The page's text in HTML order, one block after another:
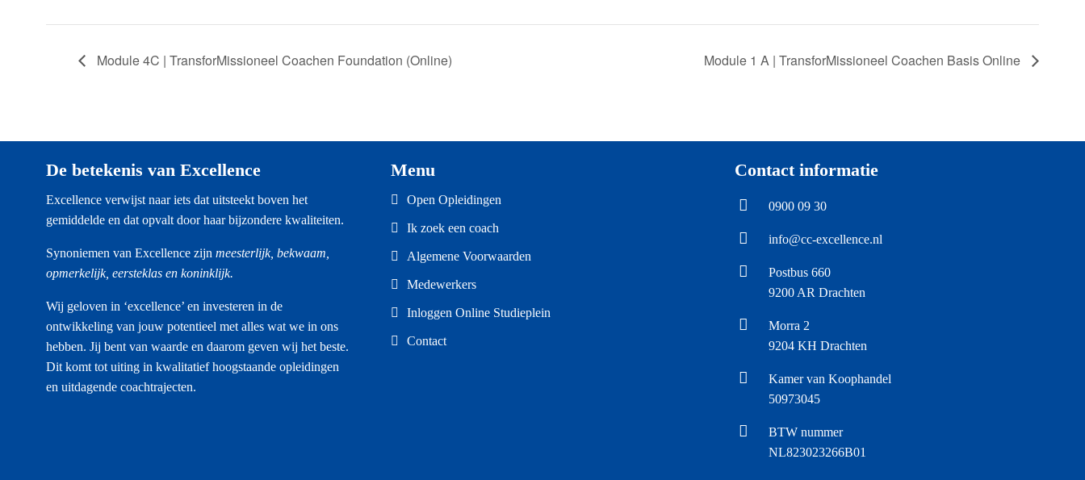
Module 4C | TransforMissioneel Coachen Foundation (Online) Module 1 A | TransforMissioneel Coachen Basis Online
De betekenis van Excellence
Excellence verwijst naar iets dat uitsteekt boven het
gemiddelde en dat opvalt door haar bijzondere kwaliteiten.
Synoniemen van Excellence zijn meesterlijk, bekwaam,
opmerkelijk, eersteklas en koninklijk.
Wij geloven in ‘excellence’ en investeren in de
ontwikkeling van jouw potentieel met alles wat we in ons
hebben. Jij bent van waarde en daarom geven wij het beste.
Dit komt tot uiting in kwalitatief hoogstaande opleidingen
en uitdagende coachtrajecten.
Menu
Open Opleidingen
Ik zoek een coach
Algemene Voorwaarden
Medewerkers
Inloggen Online Studieplein
Contact
Contact informatie
0900 09 30
info@cc-excellence.nl
Postbus 660
9200 AR Drachten
Morra 2
9204 KH Drachten
Kamer van Koophandel
50973045
BTW nummer
NL823023266B01